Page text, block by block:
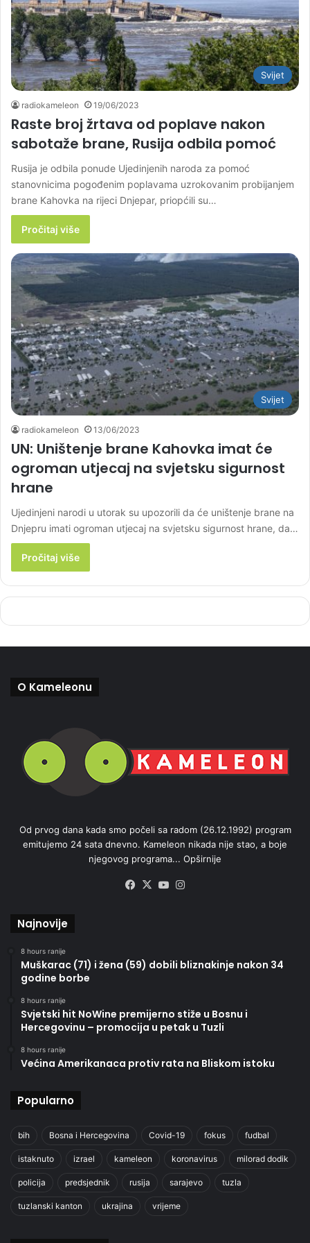
Svijet
radiokameleon 19/06/2023
Raste broj žrtava od poplave nakon
sabotaže brane, Rusija odbila pomoć
Rusija je odbila ponude Ujedinjenih naroda za pomoć
stanovnicima pogođenim poplavama uzrokovanim probijanjem
brane Kahovka na rijeci Dnjepar, priopćili su…
Pročitaj više
Svijet
radiokameleon 13/06/2023
UN: Uništenje brane Kahovka imat će
ogroman utjecaj na svjetsku sigurnost
hrane
Ujedinjeni narodi u utorak su upozorili da će uništenje brane na
Dnjepru imati ogroman utjecaj na svjetsku sigurnost hrane, da…
Pročitaj više
O Kameleonu
Od prvog dana kada smo počeli sa radom (26.12.1992) program
emitujemo 24 sata dnevno. Kameleon nikada nije stao, a boje
njegovog programa... Opširnije
Facebook
X YouTube
Najnovije
8 hours ranije
Muškarac (71) i žena (59) dobili bliznakinje nakon 34
godine borbe
8 hours ranije
Svjetski hit NoWine premijerno stiže u Bosnu i
Hercegovinu – promocija u petak u Tuzli
8 hours ranije
Većina Amerikanaca protiv rata na Bliskom istoku
Popularno
bih Bosna i Hercegovina Covid-19 fokus fudbal
istaknuto izrael kameleon koronavirus milorad dodik
policija predsjednik rusija sarajevo tuzla
tuzlanski kanton ukrajina vrijeme